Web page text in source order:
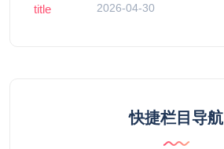
2026-04-30
快捷栏目导航